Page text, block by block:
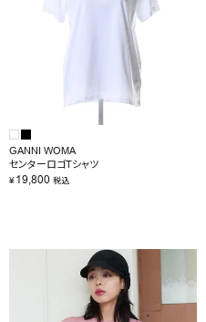
GANNI WOMA
センターロゴTシャツ
¥19,800 税込